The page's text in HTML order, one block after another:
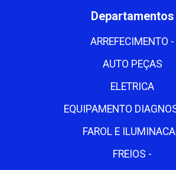
Departamentos
ARREFECIMENTO -
AUTO PEÇAS
ELETRICA
EQUIPAMENTO
FAROL E
FREIOS -